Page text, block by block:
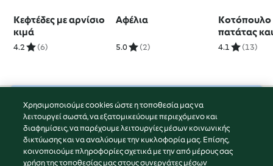
Κεφτέδες με αρνίσιο
κιμά
4.2 (6)
Αφέλια
5.0 (2)
Κοτόπουλο
πατάτας
gravy
4.1 (13)
© Πνευματικά Δικαιώματα 2026
Όροι Χρήσης Υπηρεσίας
Πολιτική Απορρήτου
Δήλωση Αποποίησης Ευθύνης
Χρησιμοποιούμε cookies ώστε η τοποθεσία μας να
λειτουργεί σωστά, να εξατομικεύουμε περιεχόμενο και
διαφημίσεις, να παρέχουμε λειτουργίες μέσων κοινωνικής
δικτύωσης και να αναλύουμε την κυκλοφορία μας. Επίσης,
κοινοποιούμε πληροφορίες σχετικά με την από μέρους σας
χρήση της τοποθεσίας μας στους συνεργάτες μέσων